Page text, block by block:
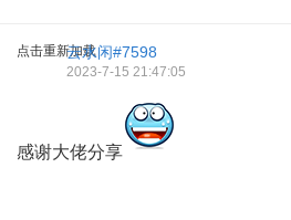
点击重新加载云水闲#7598
2023-7-15 21:47:05
感谢大佬分享